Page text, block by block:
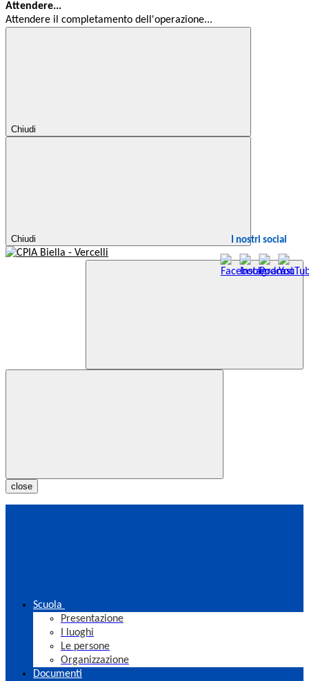
Attendere...
Attendere il completamento dell'operazione...
Chiudi
Chiudi I nostri social
close
Scuola
Presentazione
I luoghi
Le persone
Organizzazione
Documenti